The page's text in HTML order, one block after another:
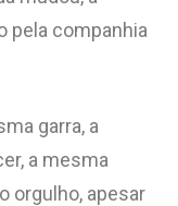
pela companhia
garra, a
a mesma
orgulho, apesar